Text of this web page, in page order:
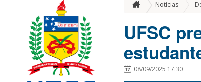
Notícias
UFSC
08/09/2025 17:30